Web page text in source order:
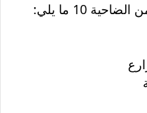
10 ما يلي: